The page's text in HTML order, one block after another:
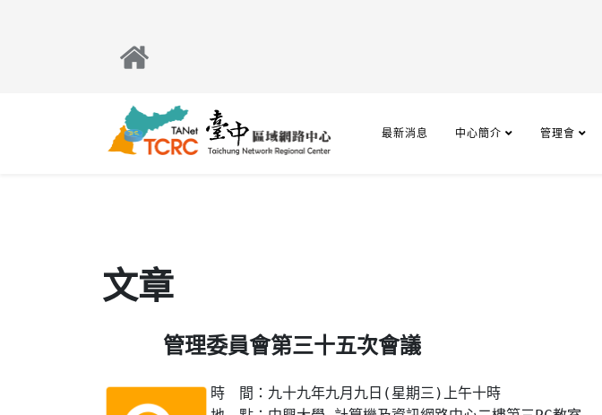
最新消息 中心簡介 管理會
文章
管理委員會第三十五次會議
時　間：九十九年九月九日(星期三)上午十時